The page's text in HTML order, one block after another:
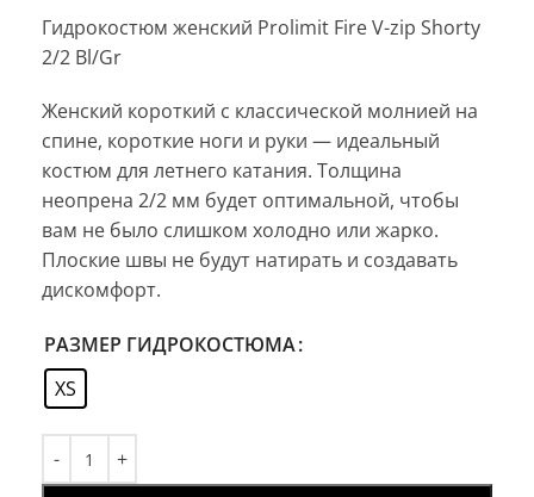
Гидрокостюм женский Prolimit Fire V-zip Shorty
2/2 Bl/Gr
Женский короткий с классической молнией на
спине, короткие ноги и руки — идеальный
костюм для летнего катания. Толщина
неопрена 2/2 мм будет оптимальной, чтобы
вам не было слишком холодно или жарко.
Плоские швы не будут натирать и создавать
дискомфорт.
РАЗМЕР ГИДРОКОСТЮМА
XS